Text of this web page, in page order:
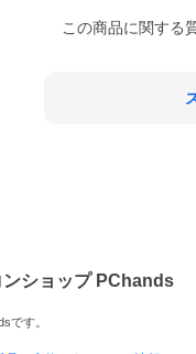
この商品に関する
ンショップ PChands
です。